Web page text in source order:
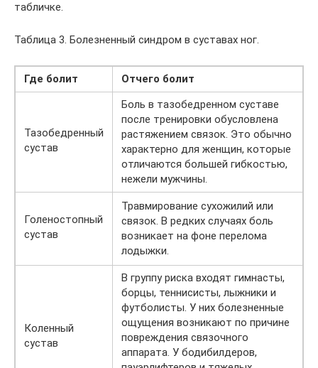
табличке.
Таблица 3. Болезненный синдром в суставах ног.
Где болит Отчего болит
Тазобедренный
сустав
Боль в тазобедренном суставе
после тренировки обусловлена
растяжением связок. Это обычно
характерно для женщин, которые
отличаются большей гибкостью,
нежели мужчины.
Голеностопный
сустав
Травмирование сухожилий или
связок. В редких случаях боль
возникает на фоне перелома
лодыжки.
Коленный
сустав
В группу риска входят гимнасты,
борцы, теннисисты, лыжники и
футболисты. У них болезненные
ощущения возникают по причине
повреждения связочного
аппарата. У бодибилдеров,